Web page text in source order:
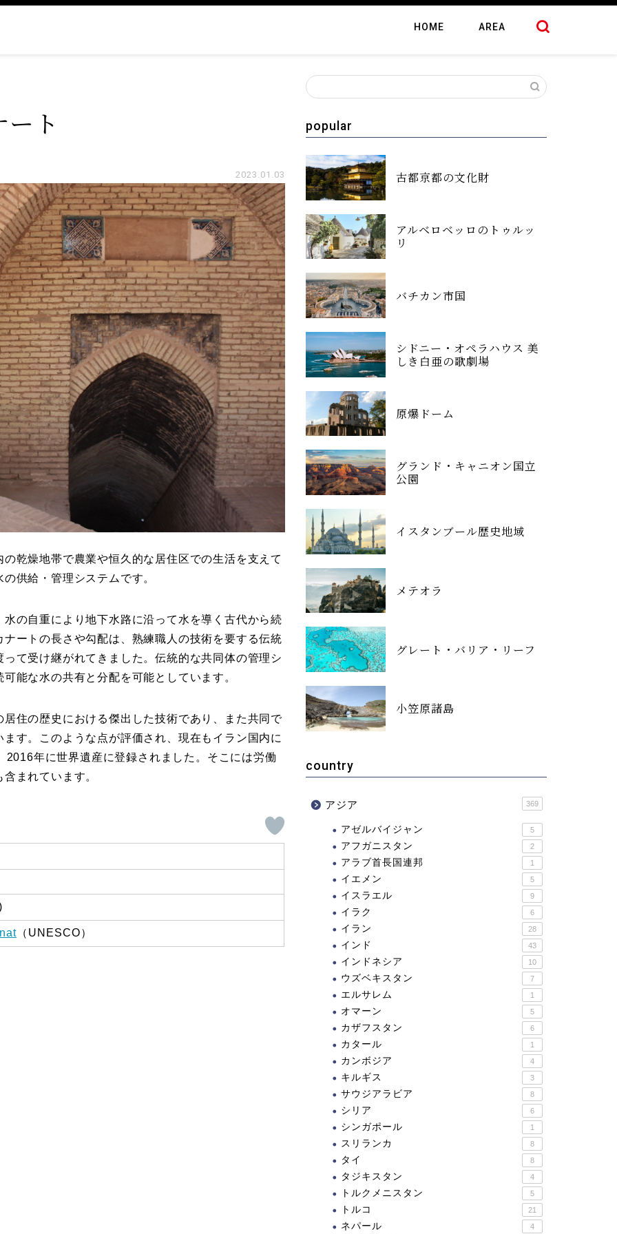
HOME AREA
ト
2023.01.03
乾燥地帯で農業や恒久的な居住区での生活を支えて
供給・管理システムです。
の自重により地下水路に沿って水を導く古代から続
ートの長さや勾配は、熟練職人の技術を要する伝統
て受け継がれてきました。伝統的な共同体の管理シ
能な水の共有と分配を可能としています。
住の歴史における傑出した技術であり、また共同で
す。このような点が評価され、現在もイラン国内に
年に世界遺産に登録されました。そこには労働
まれています。
（UNESCO）
popular
古都京都の文化財
アルベロベッロのトゥルッ
リ
バチカン市国
シドニー・オペラハウス 美
しき白亜の歌劇場
原爆ドーム
グランド・キャニオン国立
公園
イスタンブール歴史地域
メテオラ
グレート・バリア・リーフ
小笠原諸島
country
アジア 369
アゼルバイジャン 5
アフガニスタン 2
アラブ首長国連邦 1
イエメン 5
イスラエル 9
イラク 6
イラン 28
インド 43
インドネシア 10
ウズベキスタン 7
エルサレム 1
オマーン 5
カザフスタン 6
カタール 1
カンボジア 4
キルギス 3
サウジアラビア 8
シリア 6
シンガポール 1
スリランカ 8
タイ 8
タジキスタン 4
トルクメニスタン 5
トルコ 21
ネパール 4